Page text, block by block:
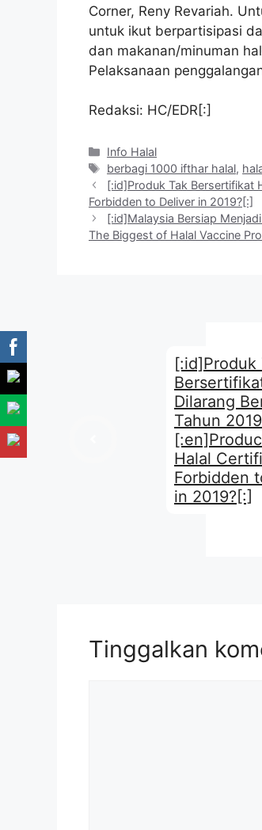
Corner, Reny Revariah.
untuk ikut berpartisipasi
dan makanan/minuman
Pelaksanaan
Redaksi: HC/EDR[:]
Kategori
Info Halal
Tag
berbagi 1000 ifthar halal,
[:id]Produk Tak Bersertifikat
Forbidden to Deliver in 2019?[:]
[:id]Malaysia Bersiap
The Biggest of Halal Vaccine
[:id]Produk
Dilarang
Tahun
Halal
Forbidden
in 2019?[:]
Tinggalkan